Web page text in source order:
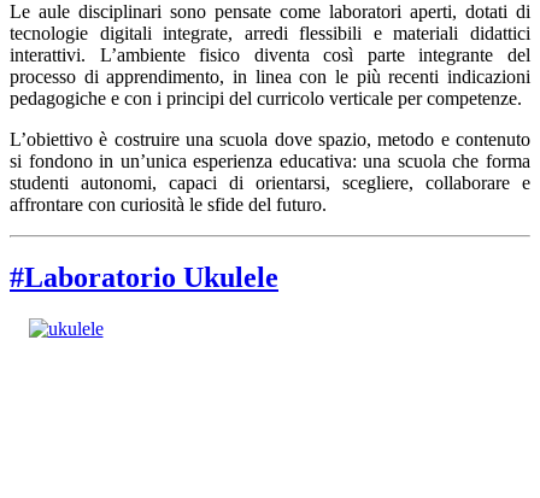
Le aule disciplinari sono pensate come laboratori aperti, dotati di
tecnologie digitali integrate, arredi flessibili e materiali didattici
interattivi. L’ambiente fisico diventa così parte integrante del
processo di apprendimento, in linea con le più recenti indicazioni
pedagogiche e con i principi del curricolo verticale per competenze.
L’obiettivo è costruire una scuola dove spazio, metodo e contenuto
si fondono in un’unica esperienza educativa: una scuola che forma
studenti autonomi, capaci di orientarsi, scegliere, collaborare e
affrontare con curiosità le sfide del futuro.
#Laboratorio Ukulele